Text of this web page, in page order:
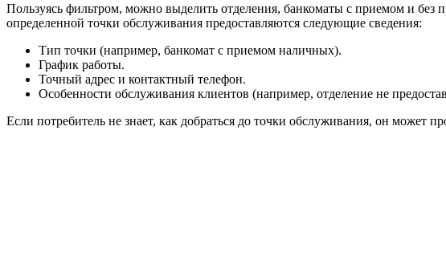
Пользуясь фильтром, можно выделить отделения, банкоматы с приемом и
определенной точки обслуживания предоставляются следующие сведения:
Тип точки (например, банкомат с приемом наличных).
График работы.
Точный адрес и контактный телефон.
Особенности обслуживания клиентов (например, отделение не
Если потребитель не знает, как добраться до точки обслуживания, он может